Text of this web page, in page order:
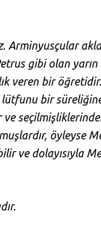
Arminyusçular
gibi olan
veren bir
lütfunu bir
öyleyse
ve dolayısıyla